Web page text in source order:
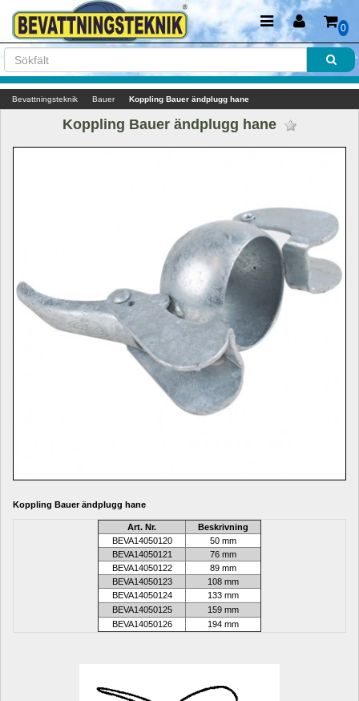
0
Bevattningsteknik Bauer Koppling Bauer ändplugg hane
Koppling Bauer ändplugg hane
Koppling Bauer ändplugg hane
Art. Nr.
Beskrivning
BEVA14050120
50 mm
BEVA14050121
76 mm
BEVA14050122
89 mm
BEVA14050123
108 mm
BEVA14050124
133 mm
BEVA14050125
159 mm
BEVA14050126 194 mm